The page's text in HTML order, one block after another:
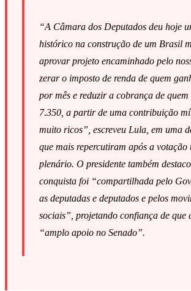
“A Câmara dos Deputados deu hoje
histórico na construção de um Brasil
aprovar projeto encaminhado pelo
zerar o imposto de renda de quem
por mês e reduzir a cobrança de quem
7.350, a partir de uma contribuição
muito ricos”, escreveu Lula, em uma
que mais repercutiram após a votação
plenário. O presidente também
conquista foi “compartilhada pelo
as deputadas e deputados e pelos
sociais”, projetando confiança de que
“amplo apoio no Senado”.